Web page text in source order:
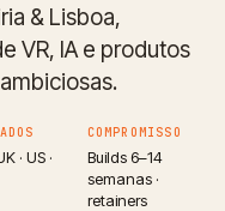
& Lisboa,
VR, IA e produtos
· US ·
COMPROMISSO
Builds 6–14
semanas ·
retainers